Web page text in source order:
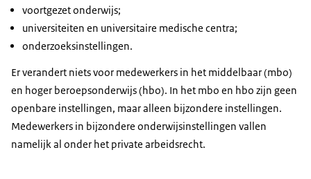
voortgezet onderwijs;
universiteiten en universitaire medische centra;
onderzoeksinstellingen.
Er verandert niets voor medewerkers in het middelbaar (mbo)
en hoger beroepsonderwijs (hbo). In het mbo en hbo zijn geen
openbare instellingen, maar alleen bijzondere instellingen.
Medewerkers in bijzondere onderwijsinstellingen vallen
namelijk al onder het private arbeidsrecht.